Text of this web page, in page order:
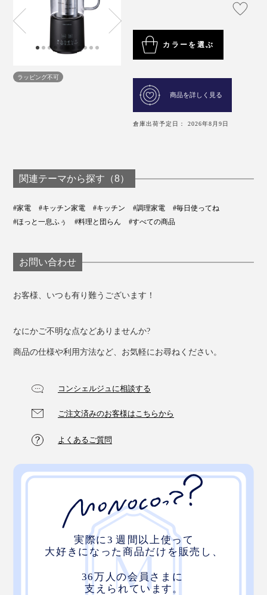
ラッピング不可
カラーを選ぶ
商品を詳しく見る
倉庫出荷予定日： 2026年8月9日
関連テーマから探す（8）
#家電 #キッチン家電 #キッチン #調理家電
#毎日使ってね
#ほっと一息ふぅ
#料理と団らん #すべての商品
お問い合わせ
お客様、いつも有り難うございます！
なにかご不明な点などありませんか?
商品の仕様や利用方法など、お気軽にお尋ねください。
コンシェルジュに相談する
ご注文済みのお客様はこちらから
よくあるご質問